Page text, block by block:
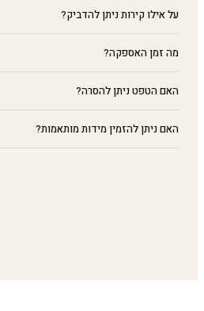
על אילו קירות ניתן להדביק?
מה זמן האספקה?
האם הטפט ניתן להסרה?
האם ניתן להזמין מידות מותאמות?